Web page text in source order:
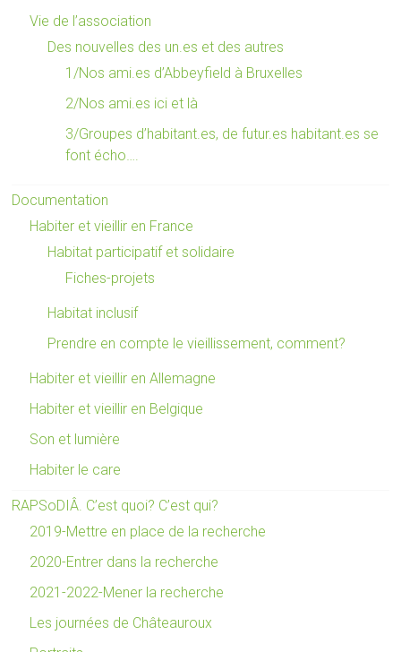
Vie de l’association
Des nouvelles des un.es et des autres
1/Nos ami.es d’Abbeyfield à Bruxelles
2/Nos ami.es ici et là
3/Groupes d’habitant.es, de futur.es habitant.es se
font écho….
Documentation
Habiter et vieillir en France
Habitat participatif et solidaire
Fiches-projets
Habitat inclusif
Prendre en compte le vieillissement, comment?
Habiter et vieillir en Allemagne
Habiter et vieillir en Belgique
Son et lumière
Habiter le care
RAPSoDIÂ. C’est quoi? C’est qui?
2019-Mettre en place de la recherche
2020-Entrer dans la recherche
2021-2022-Mener la recherche
Les journées de Châteauroux